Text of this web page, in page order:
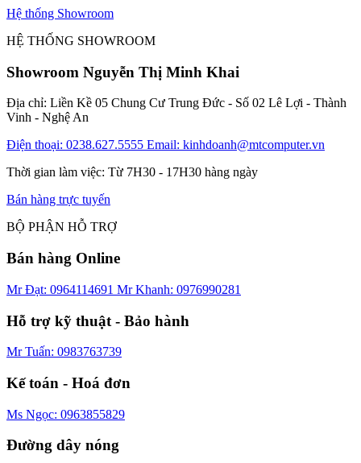
Hệ thống Showroom
HỆ THỐNG SHOWROOM
Showroom Nguyễn Thị Minh Khai
Địa chỉ: Liền Kề 05 Chung Cư Trung Đức - Số 02 Lê Lợi - Thành
Vinh - Nghệ An
Điện thoại: 0238.627.5555 Email: kinhdoanh@mtcomputer.vn
Thời gian làm việc: Từ 7H30 - 17H30 hàng ngày
Bán hàng trực tuyến
BỘ PHẬN HỖ TRỢ
Bán hàng Online
Mr Đạt: 0964114691 Mr Khanh: 0976990281
Hỗ trợ kỹ thuật - Bảo hành
Mr Tuấn: 0983763739
Kế toán - Hoá đơn
Ms Ngọc: 0963855829
Đường dây nóng